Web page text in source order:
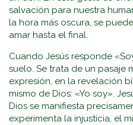
salvación para nuestra
la hora más oscura, se
amar hasta el final.
Cuando Jesús responde
suelo. Se trata de un pasaje
expresión, en la revelación
mismo de Dios: «Yo soy».
Dios se manifiesta
experimenta la injusticia, el